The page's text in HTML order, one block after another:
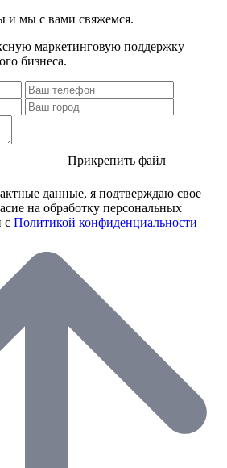
и мы с вами свяжемся.
маркетинговую поддержку
бизнеса.
Прикрепить файл
данные, я подтверждаю свое
на обработку персональных
с Политикой конфиденциальности